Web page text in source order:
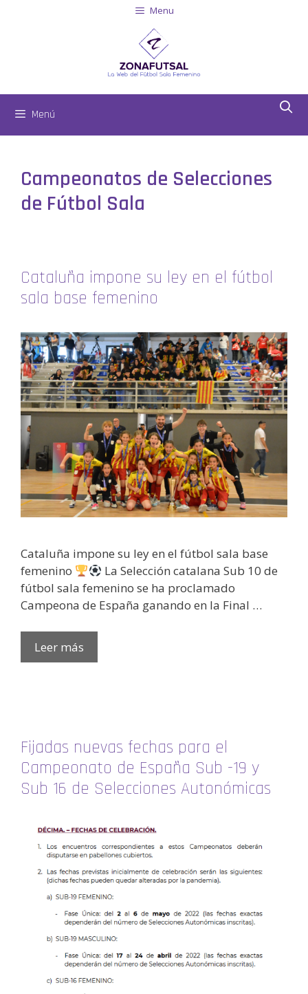
Menu
Menú
Campeonatos de Selecciones
de Fútbol Sala
Cataluña impone su ley en el fútbol
sala base femenino
Cataluña impone su ley en el fútbol sala base
femenino
La Selección catalana Sub 10 de
fútbol sala femenino se ha proclamado
Campeona de España ganando en la Final …
Leer más
Fijadas nuevas fechas para el
Campeonato de España Sub -19 y
Sub 16 de Selecciones Autonómicas